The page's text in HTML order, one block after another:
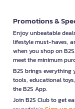
Promotions &
Enjoy unbeatable
lifestyle must-haves,
when you shop on
meet the minimum
B2S brings
tools, educational
the B2S App.
Join B2S Club to get